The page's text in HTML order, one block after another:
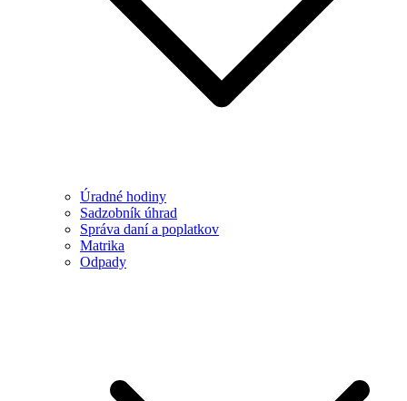
Úradné hodiny
Sadzobník úhrad
Správa daní a poplatkov
Matrika
Odpady